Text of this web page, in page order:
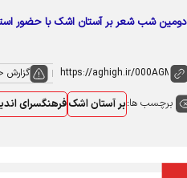
دومین شب شعر بر آستان اشک با حضور
گزارش
برچسب ها:بر آستان اشکفرهنگسرای